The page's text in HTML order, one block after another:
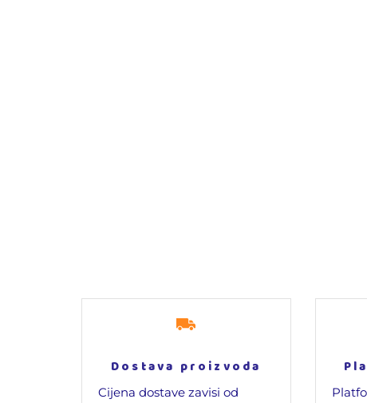
Dostava proizvoda
Cijena dostave zavisi od